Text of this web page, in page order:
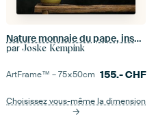
Nature monnaie du pape, inspirée par les œuvres des maîtres néerlandais
par Joske Kempink
ArtFrame™ –75×50cm 155.-CHF
Choisissez vous-même la dimension